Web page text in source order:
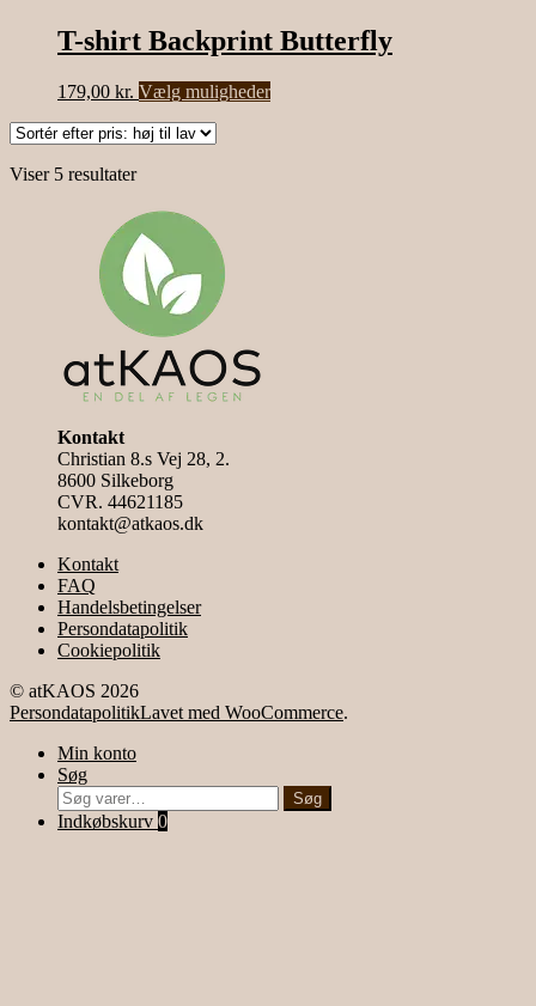
T-shirt Backprint Butterfly
179,00 kr. Vælg mulighederDette
Viser 5 resultaterSorteret
pris:
høj
til
lav
Kontakt
Christian 8.s Vej 28, 2.
8600 Silkeborg
CVR. 44621185
kontakt@atkaos.dk
Kontakt
FAQ
Handelsbetingelser
Persondatapolitik
Cookiepolitik
© atKAOS 2026
PersondatapolitikLavet med WooCommerce.
Min konto
Søg
Søg
efter:
Søg
Indkøbskurv 0